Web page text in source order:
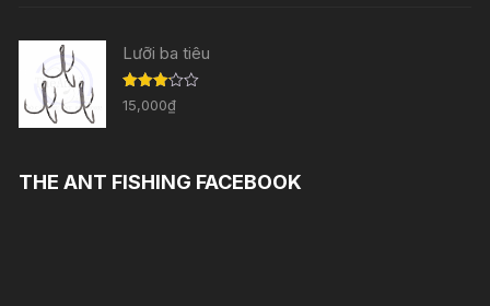
Lưỡi ba tiêu
Được
xếp
15,000₫
THE ANT FISHING FACEBOOK